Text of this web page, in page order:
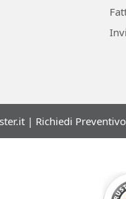
| Richiedi Preventivo